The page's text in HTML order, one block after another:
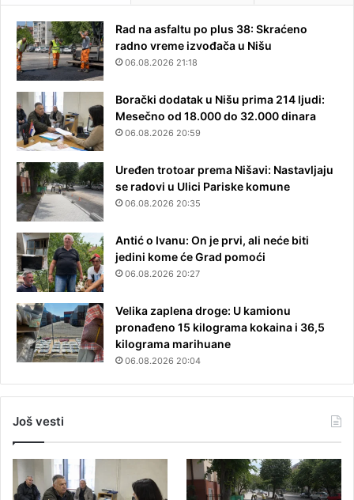
Rad na asfaltu po plus 38: Skraćeno
radno vreme izvođača u Nišu
06.08.2026 21:18
Borački dodatak u Nišu prima 214 ljudi:
Mesečno od 18.000 do 32.000 dinara
06.08.2026 20:59
Uređen trotoar prema Nišavi: Nastavljaju
se radovi u Ulici Pariske komune
06.08.2026 20:35
Antić o Ivanu: On je prvi, ali neće biti
jedini kome će Grad pomoći
06.08.2026 20:27
Velika zaplena droge: U kamionu
pronađeno 15 kilograma kokaina i 36,5
kilograma marihuane
06.08.2026 20:04
Još vesti